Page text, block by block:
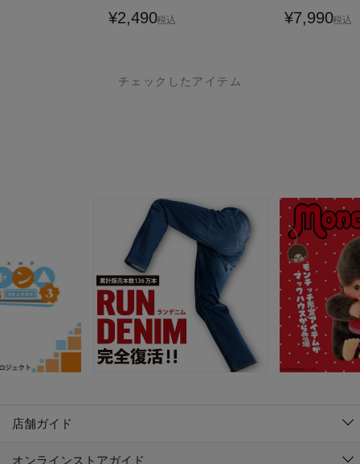
¥2,490税込 ¥7,990税込
チェックしたアイテム
店舗ガイド
オンラインストアガイド